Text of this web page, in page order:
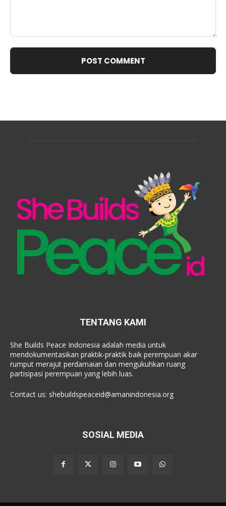
TENTANG KAMI
She Builds Peace Indonesia adalah media untuk
mendokumentasikan praktik-praktik baik perempuan akar
rumput merajut perdamaian dan mengukuhkan ruang
partisipasi perempuan yang lebih luas.
Contact us: shebuildspeaceid@amanindonesia.org
SOSIAL MEDIA